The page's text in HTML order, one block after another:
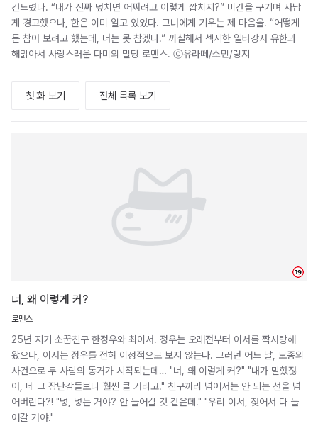
건드렸다. “내가 진짜 덮치면 어쩌려고 이렇게 깝치지?” 미간을 구기며 사납
게 경고했으나, 한은 이미 알고 있었다. 그녀에게 기우는 제 마음을. “어떻게
든 참아 보려고 했는데, 더는 못 참겠다.” 까칠해서 섹시한 일타강사 유한과
해맑아서 사랑스러운 다미의 밀당 로맨스. ⓒ유라떼/소민/링지
첫 화 보기 전체 목록 보기
너, 왜 이렇게 커?
로맨스
25년 지기 소꿉친구 한정우와 최이서. 정우는 오래전부터 이서를 짝사랑해
왔으나, 이서는 정우를 전혀 이성적으로 보지 않는다. 그러던 어느 날, 모종의
사건으로 두 사람의 동거가 시작되는데… "너, 왜 이렇게 커?" "내가 말했잖
아, 네 그 장난감들보다 훨씬 클 거라고." 친구끼리 넘어서는 안 되는 선을 넘
어버린다?! "넣, 넣는 거야? 안 들어갈 것 같은데." "우리 이서, 젖어서 다 들
어갈 거야."